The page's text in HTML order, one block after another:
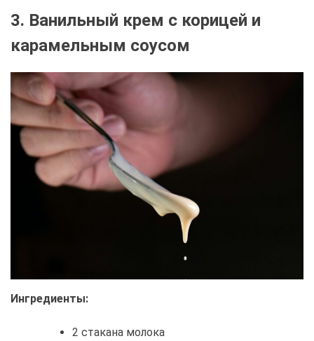
3. Ванильный крем с корицей и
карамельным соусом
Ингредиенты:
2 стакана молока